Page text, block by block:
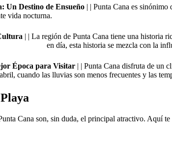
Un Destino de Ensueño| | Punta Cana es sinónimo
vida nocturna.
| | La región de Punta Cana tiene una historia
día, esta historia se mezcla con la influencia
Época para Visitar| | Punta Cana disfruta de un
cuando las lluvias son menos frecuentes y las
Cana son, sin duda, el principal atractivo. Aquí te